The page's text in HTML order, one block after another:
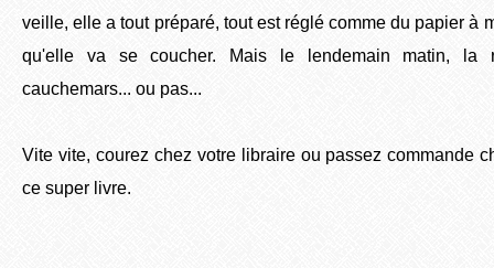
veille, elle a tout préparé, tout est réglé comme du papier à
qu'elle va se coucher. Mais le lendemain matin, la
cauchemars... ou pas...
Vite vite, courez chez votre libraire ou passez commande
ce super livre.